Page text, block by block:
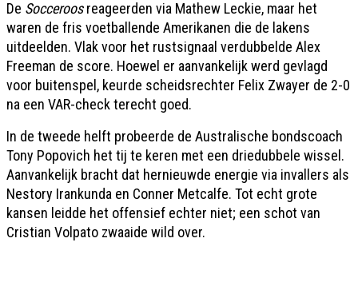
De Socceroosreageerden via Mathew Leckie, maar het
waren de fris voetballende Amerikanen die de lakens
uitdeelden. Vlak voor het rustsignaal verdubbelde Alex
Freeman de score. Hoewel er aanvankelijk werd gevlagd
voor buitenspel, keurde scheidsrechter Felix Zwayer de 2-0
na een VAR-check terecht goed.
In de tweede helft probeerde de Australische bondscoach
Tony Popovich het tij te keren met een driedubbele wissel.
Aanvankelijk bracht dat hernieuwde energie via invallers als
Nestory Irankunda en Conner Metcalfe. Tot echt grote
kansen leidde het offensief echter niet; een schot van
Cristian Volpato zwaaide wild over.